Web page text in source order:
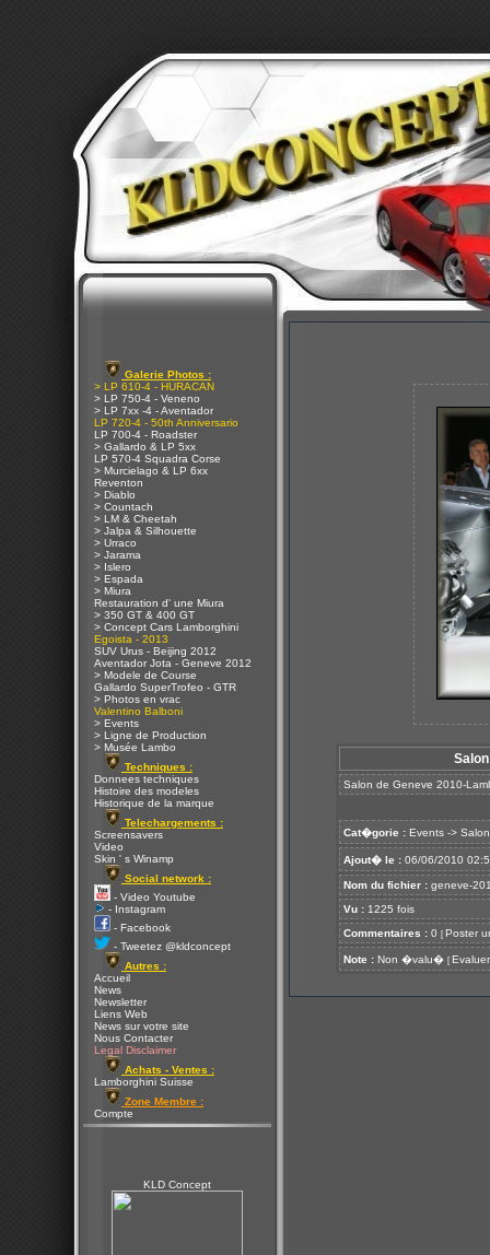
Galerie Photos :
> LP 610-4 - HURACAN
> LP 750-4 - Veneno
> LP 7xx -4 - Aventador
LP 720-4 - 50th Anniversario
LP 700-4 - Roadster
> Gallardo & LP 5xx
LP 570-4 Squadra Corse
> Murcielago & LP 6xx
Reventon
> Diablo
> Countach
> LM & Cheetah
> Jalpa & Silhouette
> Urraco
> Jarama
> Islero
> Espada
> Miura
Restauration d' une Miura
> 350 GT & 400 GT
> Concept Cars Lamborghini
Egoista - 2013
SUV Urus - Beijing 2012
Aventador Jota - Geneve 2012
> Modele de Course
Gallardo SuperTrofeo - GTR
> Photos en vrac
Valentino Balboni
> Events
> Ligne de Production
> Musée Lambo
Techniques :
Donnees techniques
Histoire des modeles
Historique de la marque
Telechargements :
Screensavers
Video
Skin ' s Winamp
Social network :
- Video Youtube
- Instagram
- Facebook
- Tweetez @kldconcept
Autres :
Accueil
News
Newsletter
Liens Web
News sur votre site
Nous Contacter
Legal Disclaimer
Achats - Ventes :
Lamborghini Suisse
Zone Membre :
Compte
KLD Concept
Salon de Geneve 2010-
Cat�gorie : Events ->
Ajout� le : 06/06/2010
Nom du fichier : geneve-
Vu : 1225 fois
Commentaires : 0 [ Poster
Note : Non �valu� [ Evaluer